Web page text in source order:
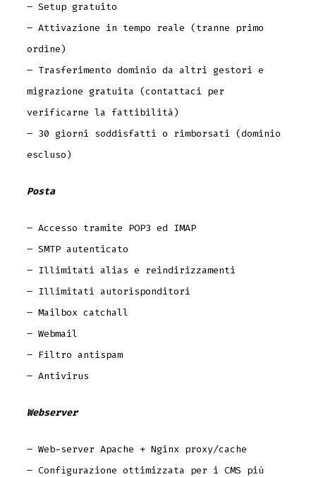
– Setup gratuito
– Attivazione in tempo reale (tranne primo
ordine)
– Trasferimento dominio da altri gestori e
migrazione gratuita (contattaci per
verificarne la fattibilità)
– 30 giorni soddisfatti o rimborsati (dominio
escluso)
Posta
– Accesso tramite POP3 ed IMAP
– SMTP autenticato
– Illimitati alias e reindirizzamenti
– Illimitati autorisponditori
– Mailbox catchall
– Webmail
– Filtro antispam
– Antivirus
Webserver
– Web-server Apache + Nginx proxy/cache
– Configurazione ottimizzata per i CMS più